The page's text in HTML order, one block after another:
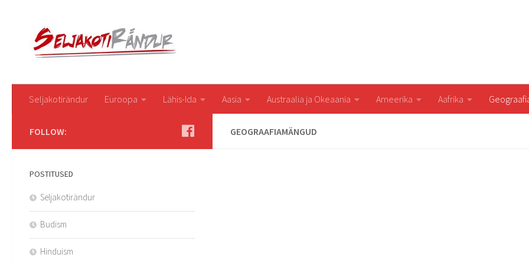
Seljakotirändur Euroopa Lähis-Ida Aasia Austraalia ja Okeaania Ameerika Aafrika
GEOGRAAFIAMÄNGUD
FOLLOW:
POSTITUSED
Seljakotirändur
Budism
Hinduism